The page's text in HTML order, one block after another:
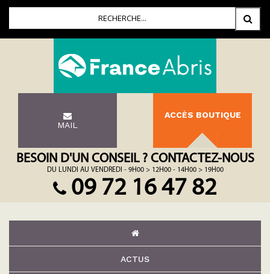
MAIL
ACCÈS BOUTIQUE
BESOIN D'UN CONSEIL ? CONTACTEZ-NOUS
DU LUNDI AU VENDREDI - 9H00 > 12H00 - 14H00 > 19H00
09 72 16 47 82
ACTUS